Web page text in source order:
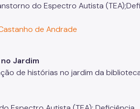
do Espectro Autista
de Andrade
Jardim
de histórias no jardim da